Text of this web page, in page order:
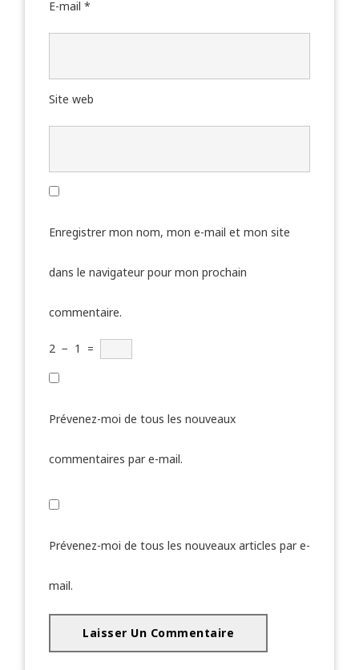
E-mail *
Site web
Enregistrer mon nom, mon e-mail et mon site
dans le navigateur pour mon prochain
commentaire.
2 − 1 =
Prévenez-moi de tous les nouveaux
commentaires par e-mail.
Prévenez-moi de tous les nouveaux articles par e-
mail.